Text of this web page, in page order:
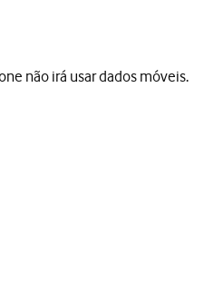
não irá usar dados móveis.